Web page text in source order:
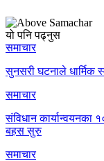
यो पनि पढ्नुस
समाचार
सुनसरी घटनाले धार्मिक
समाचार
संविधान कार्यान्वयनका
बहस सुरु
समाचार